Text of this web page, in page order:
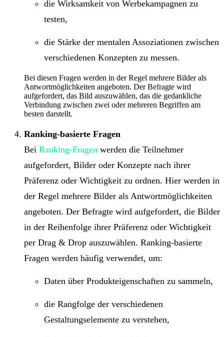
die Wirksamkeit von Werbekampagnen zu
testen,
die Stärke der mentalen Assoziationen zwischen
verschiedenen Konzepten zu messen.
Bei diesen Fragen werden in der Regel mehrere Bilder als
Antwortmöglichkeiten angeboten. Der Befragte wird
aufgefordert, das Bild auszuwählen, das die gedankliche
Verbindung zwischen zwei oder mehreren Begriffen am
besten darstellt.
Ranking-basierte Fragen
Bei Ranking-Fragen werden die Teilnehmer
aufgefordert, Bilder oder Konzepte nach ihrer
Präferenz oder Wichtigkeit zu ordnen. Hier werden in
der Regel mehrere Bilder als Antwortmöglichkeiten
angeboten. Der Befragte wird aufgefordert, die Bilder
in der Reihenfolge ihrer Präferenz oder Wichtigkeit
per Drag & Drop auszuwählen. Ranking-basierte
Fragen werden häufig verwendet, um:
Daten über Produkteigenschaften zu sammeln,
die Rangfolge der verschiedenen
Gestaltungselemente zu verstehen,